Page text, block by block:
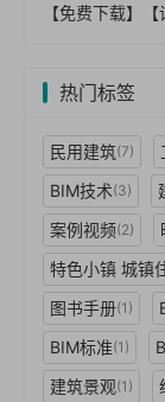
热门标签
民用建筑(7)
BIM技术(3)
案例视频(2)
特色小镇 城镇
图书手册(1)
BIM标准(1)
建筑景观(1)